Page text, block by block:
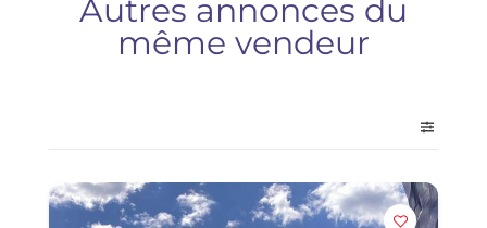
Autres annonces du
même vendeur